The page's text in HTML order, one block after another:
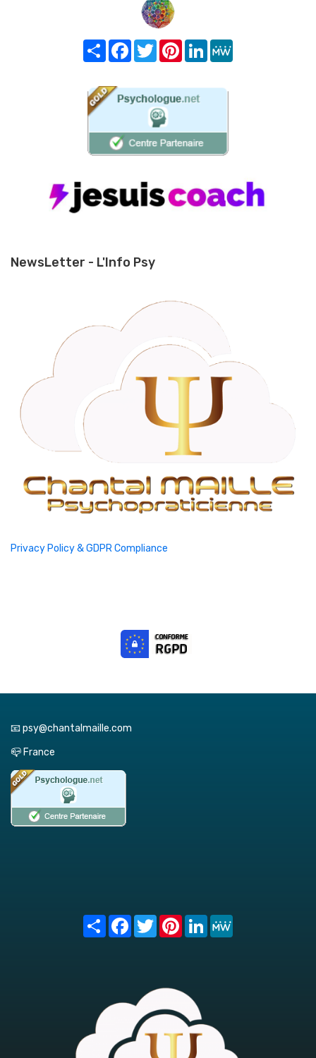
Share FacebookTwitterPinterest
LinkedIn
NewsLetter - L'Info Psy
Privacy Policy & GDPR Compliance
📧 psy@chantalmaille.com
📪 France
Share FacebookTwitterPinterest
LinkedIn